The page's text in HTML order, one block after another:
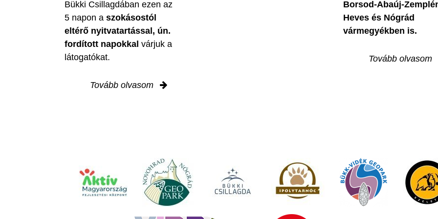
Bükki Csillagdában ezen az
5 napon a szokásostól
eltérő nyitvatartással, ún.
fordított napokkal várjuk a
látogatókat.
Tovább olvasom
Borsod-Abaúj-
Heves és Nógrád
vármegyékben is.
Tovább olvasom